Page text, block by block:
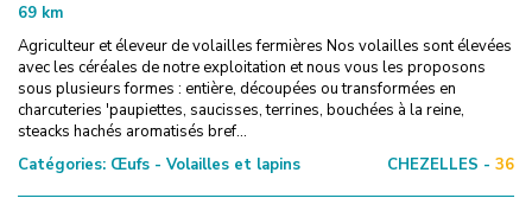
69 km
Agriculteur et éleveur de volailles fermières Nos volailles sont élevées
avec les céréales de notre exploitation et nous vous les proposons
sous plusieurs formes : entière, découpées ou transformées en
charcuteries 'paupiettes, saucisses, terrines, bouchées à la reine,
steacks hachés aromatisés bref...
Catégories: Œufs - Volailles et lapins CHEZELLES - 36